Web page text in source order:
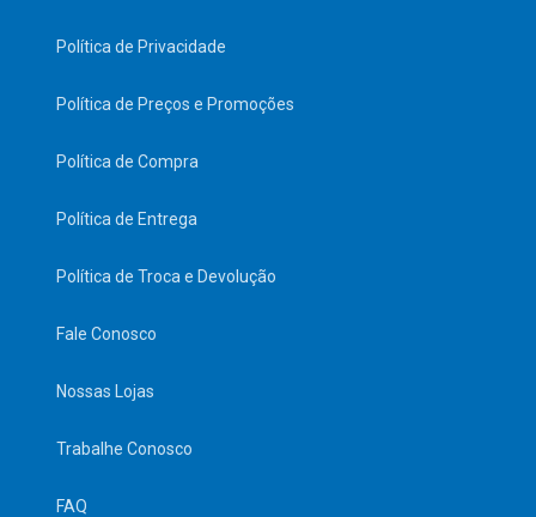
Política de Privacidade
Política de Preços e Promoções
Política de Compra
Política de Entrega
Política de Troca e Devolução
Fale Conosco
Nossas Lojas
Trabalhe Conosco
FAQ